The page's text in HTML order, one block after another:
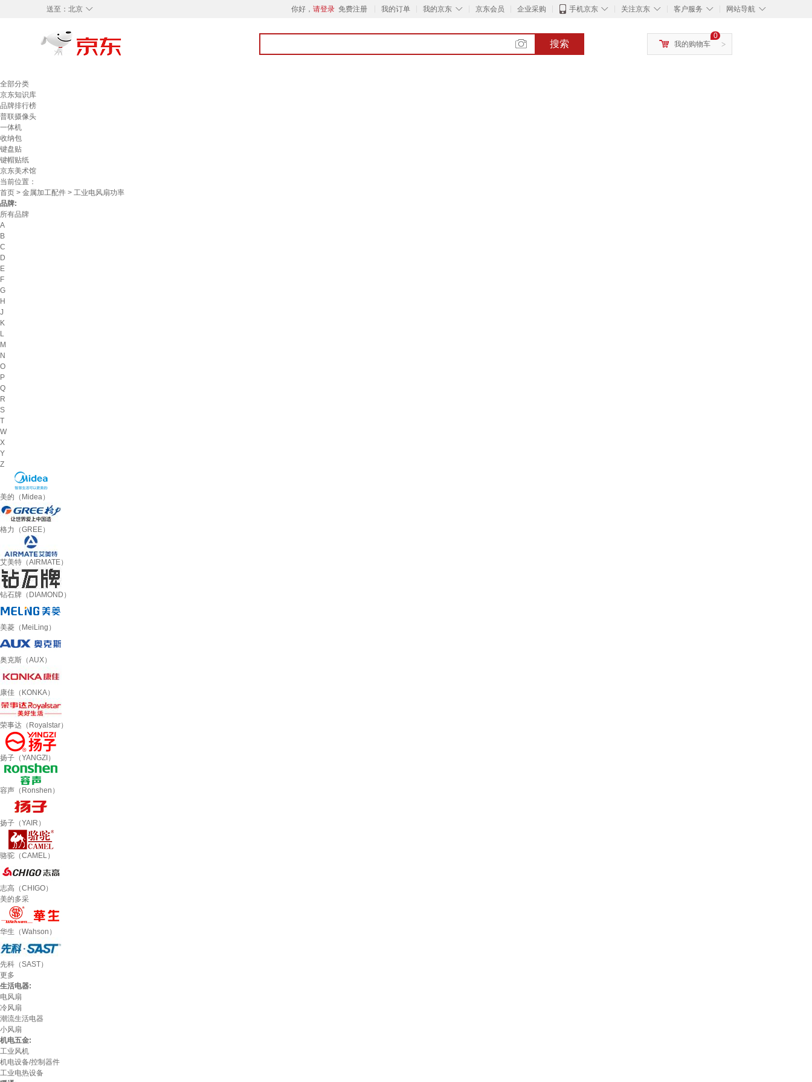
◇
送至： 北京 你好， 请登录 免费注册 我的订单 ◇
我的京东 京东会员 企业采购 ◇
手机京东 ◇
关注京东 ◇
客户服务 ◇
网站导航
搜索 >
0
我的购物车
全部分类
京东知识库
品牌排行榜
普联摄像头
一体机
收纳包
键盘贴
键帽贴纸
京东美术馆
当前位置：
首页 > 金属加工配件 > 工业电风扇功率
品牌:
所有品牌
A
B
C
D
E
F
G
H
J
K
L
M
N
O
P
Q
R
S
T
W
X
Y
Z
美的（Midea）
格力（GREE）
艾美特（AIRMATE）
钻石牌（DIAMOND）
美菱（MeiLing）
奥克斯（AUX）
康佳（KONKA）
荣事达（Royalstar）
扬子（YANGZI）
容声（Ronshen）
扬子（YAIR）
骆驼（CAMEL）
志高（CHIGO）
美的多采
华生（Wahson）
先科（SAST）
更多
生活电器:
电风扇
冷风扇
潮流生活电器
小风扇
机电五金:
工业风机
机电设备/控制器件
工业电热设备